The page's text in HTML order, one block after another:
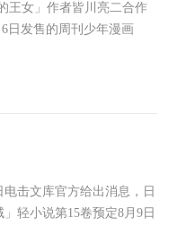
王女」作者皆川亮二合作
日发售的周刊少年漫画
击文库官方给出消息，日
轻小说第15卷预定8月9日